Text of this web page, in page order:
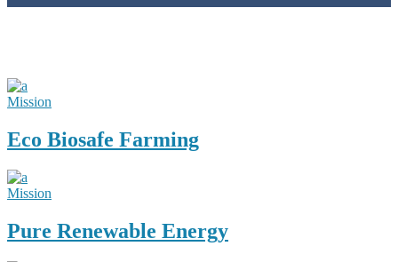
Mission
Eco Biosafe Farming
Mission
Pure Renewable Energy